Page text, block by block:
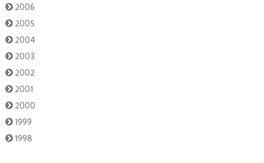
2006
2005
2004
2003
2002
2001
2000
1999
1998